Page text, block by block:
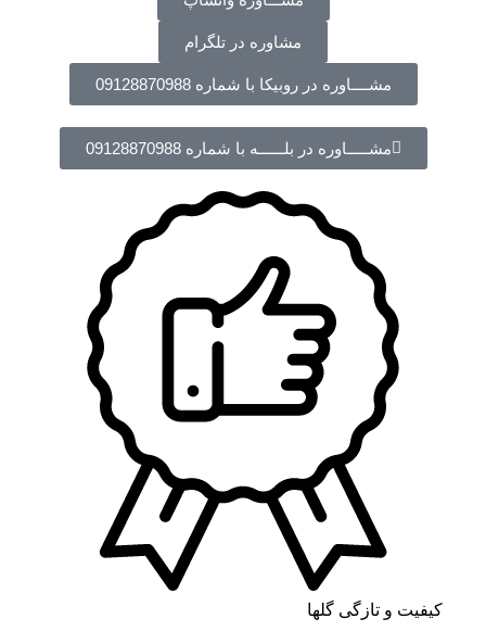
مشاوره در تلگرام
مشــــاوره در روبیکا با شماره 09128870988
مشـــــاوره در بلــــــه با شماره 09128870988
کیفیت و تازگی گلها